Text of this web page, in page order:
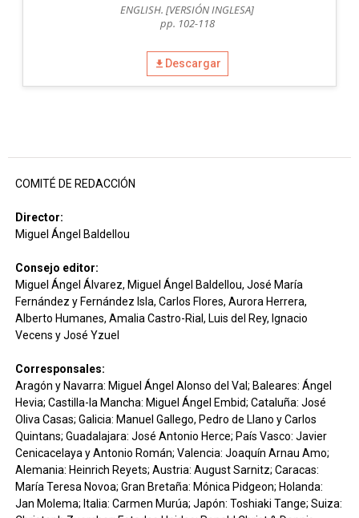
ENGLISH. [VERSIÓN INGLESA]
pp. 102-118
Descargar
COMITÉ DE REDACCIÓN
Director:
Miguel Ángel Baldellou
Consejo editor:
Miguel Ángel Álvarez, Miguel Ángel Baldellou, José María
Fernández y Fernández Isla, Carlos Flores, Aurora Herrera,
Alberto Humanes, Amalia Castro-Rial, Luis del Rey, Ignacio
Vecens y José Yzuel
Corresponsales:
Aragón y Navarra: Miguel Ángel Alonso del Val; Baleares: Ángel
Hevia; Castilla-la Mancha: Miguel Ángel Embid; Cataluña: José
Oliva Casas; Galicia: Manuel Gallego, Pedro de Llano y Carlos
Quintans; Guadalajara: José Antonio Herce; País Vasco: Javier
Cenicacelaya y Antonio Román; Valencia: Joaquín Arnau Amo;
Alemania: Heinrich Reyets; Austria: August Sarnitz; Caracas:
María Teresa Novoa; Gran Bretaña: Mónica Pidgeon; Holanda:
Jan Molema; Italia: Carmen Murúa; Japón: Toshiaki Tange; Suiza: